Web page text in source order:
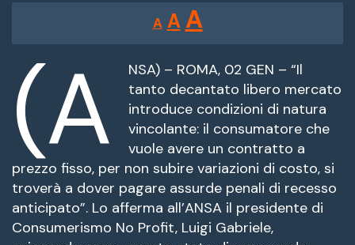
A
Reducir
tamaño
de
fuente.
A Restablecer
tamaño
de
fuente
AAumentar
tamaño
de
fuente.
(A
NSA) – ROMA, 02 GEN – “Il
tanto decantato libero mercato
introduce condizioni di natura
vincolante: il consumatore che
vuole avere un contratto a
prezzo fisso, per non subire variazioni di costo, si
troverà a dover pagare assurde penali di recesso
anticipato”. Lo afferma all’ANSA il presidente di
Consumerismo No Profit, Luigi Gabriele,